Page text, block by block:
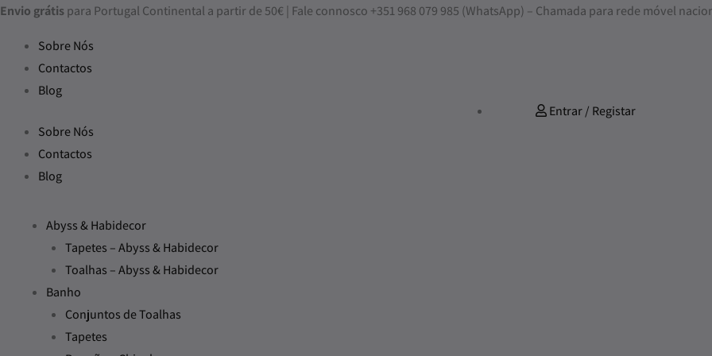
Skip
content
Envio grátispara Portugal Continental a partir de 50€ | Fale connosco +351 968 079 985 (WhatsApp) – Chamada para rede móvel
Sobre Nós
Contactos
Blog
Sobre Nós
Contactos
Blog
Entrar / Registar
Abyss & Habidecor
Tapetes – Abyss & Habidecor
Toalhas – Abyss & Habidecor
Banho
Conjuntos de Toalhas
Tapetes